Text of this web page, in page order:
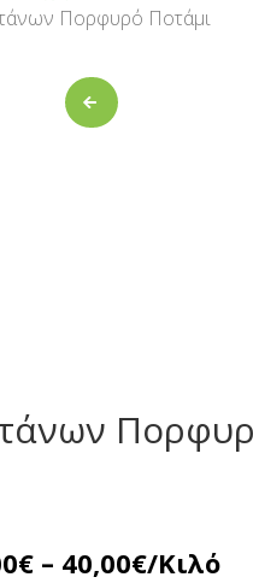
Πορφυρό Ποτάμι
€ – 40,00€/Κιλό